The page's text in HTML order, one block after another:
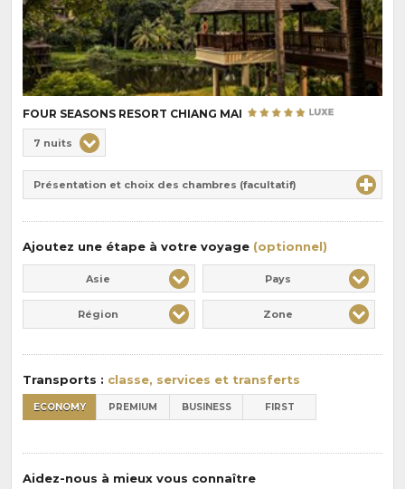
FOUR SEASONS RESORT CHIANG MAI
de
pension
:
Durée
7 nuits
Présentation et choix des chambres (facultatif)
Ajoutez une étape à votre voyage (optionnel)
Asie Pays
Région Zone
Transports : classe, services et transferts
ECONOMY PREMIUM BUSINESS FIRST
Aidez-nous à mieux vous connaître